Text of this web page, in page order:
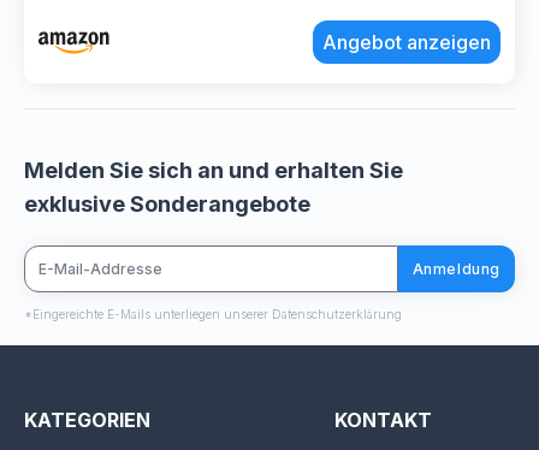
Angebot anzeigen
Melden Sie sich an und erhalten Sie
exklusive Sonderangebote
Anmeldung
*Eingereichte E-Mails unterliegen unserer Datenschutzerklärung
KATEGORIEN KONTAKT